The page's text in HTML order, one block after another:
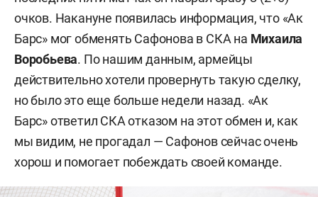
очков. Накануне появилась информация, что «Ак
Барс» мог обменять Сафонова в СКА на Михаила
Воробьева. По нашим данным, армейцы
действительно хотели провернуть такую сделку,
но было это еще больше недели назад. «Ак
Барс» ответил СКА отказом на этот обмен и, как
мы видим, не прогадал — Сафонов сейчас очень
хорош и помогает побеждать своей команде.